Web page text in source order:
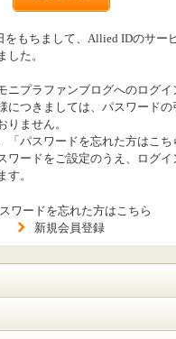
をもちまして、Allied IDのサー
した。
ニプラファンブログへのログイ
につきましては、パスワードの
りません。
「パスワードを忘れた方はこち
ワードをご設定のうえ、ログイ
す。
ワードを忘れた方はこちら
新規会員登録